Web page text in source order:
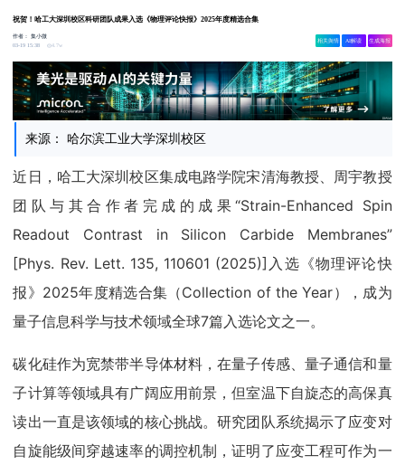
祝贺！哈工大深圳校区科研团队成果入选《物理评论快报》2025年度精选合集
作者：集小微
03-19 15:38
4.7w
相关舆情 AI解读 生成海报
来源： 哈尔滨工业大学深圳校区
近日，哈工大深圳校区集成电路学院宋清海教授、周宇教授
团队与其合作者完成的成果“Strain-Enhanced Spin
Readout Contrast in Silicon Carbide Membranes”
[Phys. Rev. Lett. 135, 110601 (2025)]入选《物理评论快
报》2025年度精选合集（Collection of the Year），成为
量子信息科学与技术领域全球7篇入选论文之一。
碳化硅作为宽禁带半导体材料，在量子传感、量子通信和量
子计算等领域具有广阔应用前景，但室温下自旋态的高保真
读出一直是该领域的核心挑战。研究团队系统揭示了应变对
自旋能级间穿越速率的调控机制，证明了应变工程可作为一